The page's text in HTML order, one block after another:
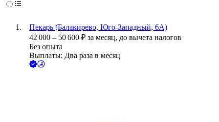
Пекарь (Балакирево, Юго-Западный, 6А)
42 000 – 50 600 ₽ за месяц, до вычета налогов
Без опыта
Выплаты: Два раза в месяц